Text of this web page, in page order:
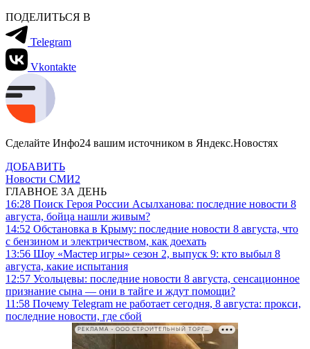
ПОДЕЛИТЬСЯ В
Telegram
Vkontakte
Сделайте Инфо24 вашим источником в Яндекс.Новостях
ДОБАВИТЬ
Новости СМИ2
ГЛАВНОЕ ЗА ДЕНЬ
16:28 Поиск Героя России Асылханова: последние новости 8
августа, бойца нашли живым?
14:52 Обстановка в Крыму: последние новости 8 августа, что
с бензином и электричеством, как доехать
13:56 Шоу «Мастер игры» сезон 2, выпуск 9: кто выбыл 8
августа, какие испытания
12:57 Усольцевы: последние новости 8 августа, сенсационное
признание сына — они в тайге и ждут помощи?
11:58 Почему Telegram не работает сегодня, 8 августа: прокси,
последние новости, где сбой
РЕКЛАМА • ООО СТРОИТЕЛЬНЫЙ ТОРГОВЫЙ ДОМ «ПЕТРОВИЧ». ИНН: 7802348846